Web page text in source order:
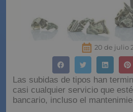
20 de julio
Las subidas de tipos han
casi cualquier servicio que
bancario, incluso el